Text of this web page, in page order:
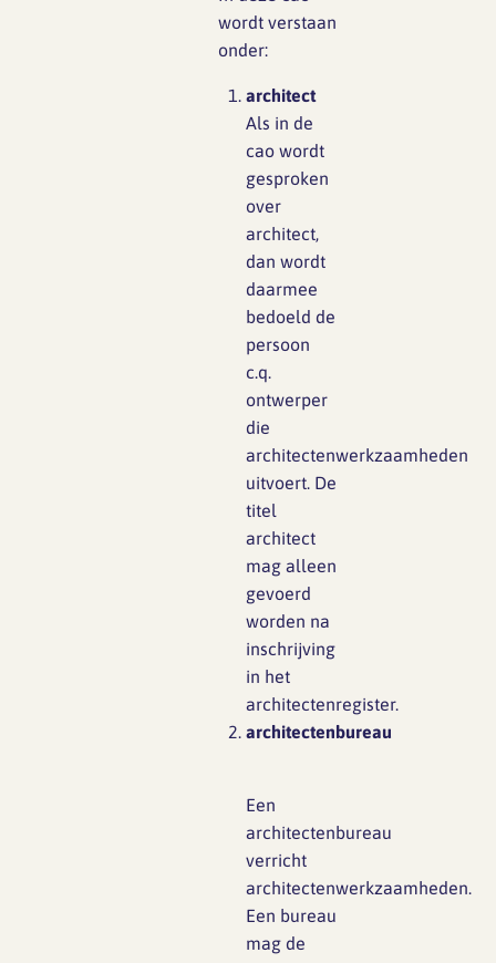
wordt verstaan
onder:
architect
Als in de
cao wordt
gesproken
over
architect,
dan wordt
daarmee
bedoeld de
persoon
c.q.
ontwerper
die
architectenwerkzaamheden
uitvoert. De
titel
architect
mag alleen
gevoerd
worden na
inschrijving
in het
architectenregister.
architectenbureau
Een
architectenbureau
verricht
architectenwerkzaamheden.
Een bureau
mag de